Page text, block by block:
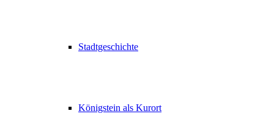
Stadtgeschichte
Königstein als Kurort